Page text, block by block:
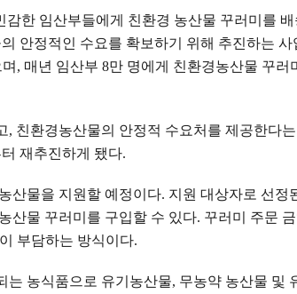
감한 임산부들에게 친환경 농산물 꾸러미를 배
안정적인 수요를 확보하기 위해 추진하는 사
, 매년 임산부 8만 명에게 친환경농산물 꾸러
, 친환경농산물의 안정적 수요처를 제공한다
재추진하게 됐다.
산물을 지원할 예정이다. 지원 대상자로 선정
산물 꾸러미를 구입할 수 있다. 꾸러미 주문 금
부담하는 방식이다.
는 농식품으로 유기농산물, 무농약 농산물 및